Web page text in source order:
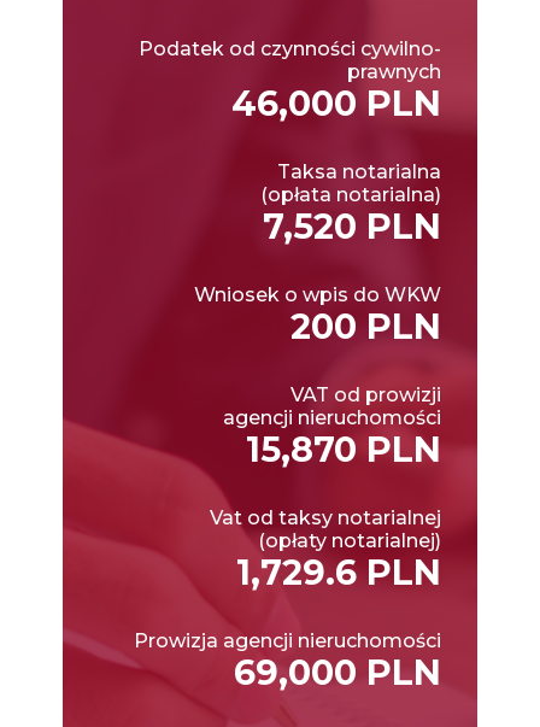
Podatek od czynności cywilno-
prawnych
46,000 PLN
Taksa notarialna
(opłata notarialna)
7,520 PLN
Wniosek o wpis do WKW
200 PLN
VAT od prowizji
agencji nieruchomości
15,870 PLN
Vat od taksy notarialnej
(opłaty notarialnej)
1,729.6 PLN
Prowizja agencji nieruchomości
69,000 PLN